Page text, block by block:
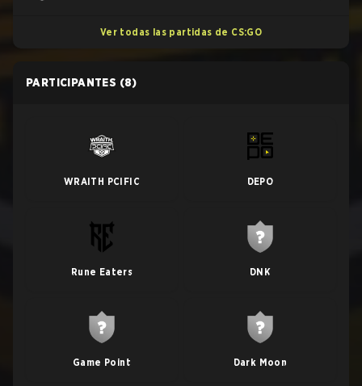
Ver todas las partidas de CS:GO
PARTICIPANTES (8)
WRAITH PCIFIC DEPO
Rune Eaters DNK
Game Point Dark Moon